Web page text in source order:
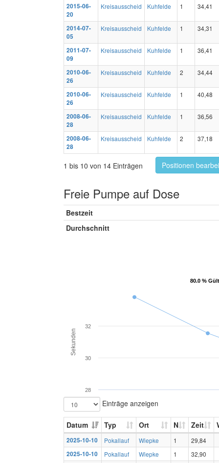
2015-06-
20
Kreisausscheid Kuhfelde 1 34,41
2014-07-
05
Kreisausscheid Kuhfelde 1 34,31
2011-07-
09
Kreisausscheid Kuhfelde 1 36,41
2010-06-
26
Kreisausscheid Kuhfelde 2 34,44
2010-06-
26
Kreisausscheid Kuhfelde 1 40,48
2008-06-
28
Kreisausscheid Kuhfelde 1 36,56
2008-06-
28
Kreisausscheid Kuhfelde 2 37,18
1 bis 10 von 14 Einträgen Positionen
Freie Pumpe auf Dose
Bestzeit
Durchschnitt
80.0 %
80.0 %
Sekunden
28
30
32
Einträge anzeigen
Datum Typ Ort N Zeit
2025-10-10 Pokallauf Wiepke 1
29,84
2025-10-10
Pokallauf Wiepke 1
32,90